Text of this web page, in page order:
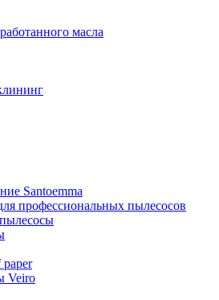
масла
Santoemma
профессиональных пылесосов
Veiro